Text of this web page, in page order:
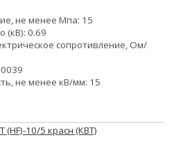
не менее Мпа: 15
(кВ): 0.69
сопротивление, Ом/
не менее кВ/мм: 15
(HF)-10/5 красн (КВТ)